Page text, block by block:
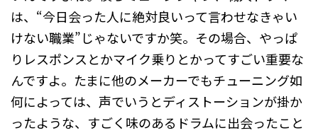
は、“今日会った人に絶対良いって言わせなきゃい
けない職業”じゃないですか笑。その場合、やっぱ
りレスポンスとかマイク乗りとかってすごい重要な
んですよ。たまに他のメーカーでもチューニング如
何によっては、声でいうとディストーションが掛か
ったような、すごく味のあるドラムに出会ったこと